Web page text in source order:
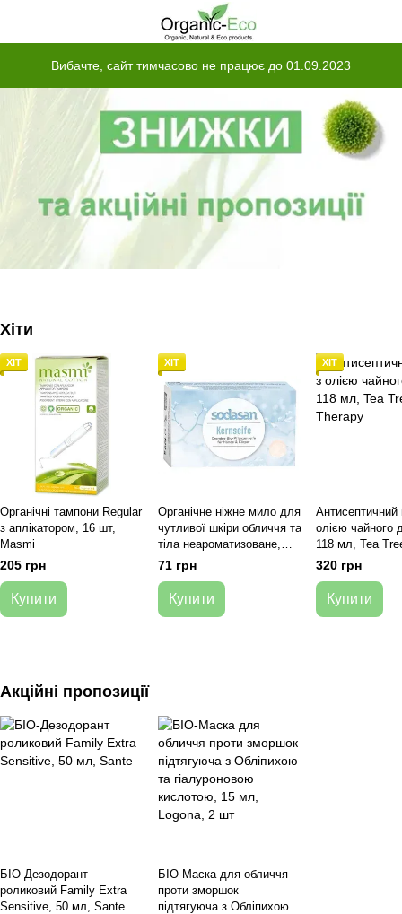
Вибачте, сайт тимчасово не працює до 01.09.2023
Хіти
ХІТ
Органічні тампони Regular
з аплікатором, 16 шт,
Masmi
205 грн
Купити
ХІТ
Органічне ніжне мило для
чутливої ​​шкіри обличчя та
тіла неароматизоване,
100 г, Sodasan
71 грн
Купити
ХІТ
Антисептичний
олією чайного
118 мл, Tea
320 грн
Купити
Акційні пропозиції
БІО-Дезодорант
роликовий Family Extra
Sensitive, 50 мл, Sante
БІО-Маска для обличчя
проти зморшок
підтягуюча з Обліпихою